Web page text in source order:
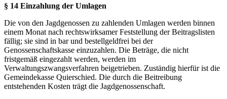
§ 14 Einzahlung der Umlagen
Die von den Jagdgenossen zu zahlenden Umlagen werden binnen
einem Monat nach rechtswirksamer Feststellung der Beitragslisten
fällig; sie sind in bar und bestellgeldfrei bei der
Genossenschaftskasse einzuzahlen. Die Beträge, die nicht
fristgemäß eingezahlt werden, werden im
Verwaltungszwangsverfahren beigetrieben. Zuständig hierfür ist die
Gemeindekasse Quierschied. Die durch die Beitreibung
entstehenden Kosten trägt die Jagdgenossenschaft.